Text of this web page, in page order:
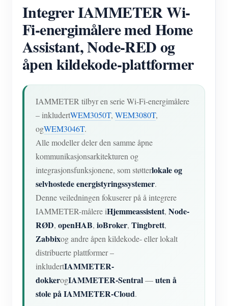
Integrer IAMMETER Wi-
Fi-energimålere med Home
Assistant, Node-RED og
åpen kildekode-plattformer
IAMMETER tilbyr en serie Wi-Fi-energimålere
– inkludertWEM3050T, WEM3080T,
ogWEM3046T.
Alle modeller deler den samme åpne
kommunikasjonsarkitekturen og
integrasjonsfunksjonene, som støtterlokale og
selvhostede energistyringssystemer.
Denne veiledningen fokuserer på å integrere
IAMMETER-målere iHjemmeassistent, Node-
RØD, openHAB, ioBroker, Tingbrett,
Zabbixog andre åpen kildekode- eller lokalt
distribuerte plattformer –
inkludertIAMMETER-
dokkerogIAMMETER-Sentral—uten å
stole på IAMMETER-Cloud.